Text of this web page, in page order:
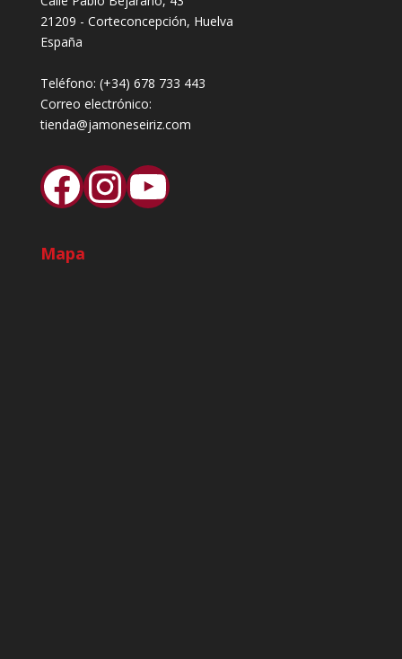
21209 - Corteconcepción, Huelva
España
Teléfono: (+34) 678 733 443
Correo electrónico:
tienda@jamoneseiriz.com
Facebook
Instagram
YouTube
Mapa